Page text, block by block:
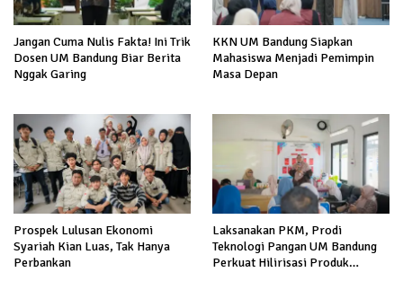
Jangan Cuma Nulis Fakta! Ini Trik
Dosen UM Bandung Biar Berita
Nggak Garing
KKN UM Bandung Siapkan
Mahasiswa Menjadi Pemimpin
Masa Depan
Prospek Lulusan Ekonomi
Syariah Kian Luas, Tak Hanya
Perbankan
Laksanakan PKM, Prodi
Teknologi Pangan UM Bandung
Perkuat Hilirisasi Produk